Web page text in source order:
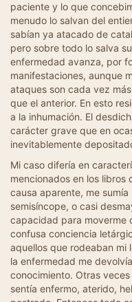
paciente y lo que
menudo lo salvan del
sabían ya atacado de
pero sobre todo lo salva
enfermedad avanza, por
manifestaciones, aunque
ataques son cada vez
que el anterior. En esto
a la inhumación. El
carácter grave que en
inevitablemente
Mi caso difería en
mencionados en los libros
causa aparente, me
semisíncope, o casi
capacidad para moverme
confusa conciencia
aquellos que rodeaban mi
la enfermedad me
conocimiento. Otras
sentía enfermo, aterido,